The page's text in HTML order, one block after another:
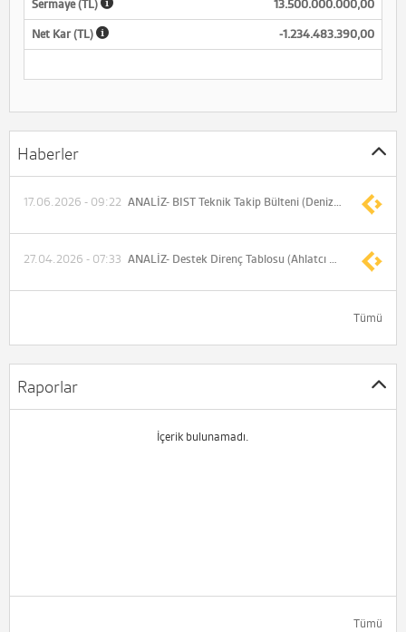
Sermaye (TL) 13.500.000.000,00
Net Kar (TL) -1.234.483.390,00
Haberler
ANALİZ- BIST Teknik Takip Bülteni (Deniz Yatırım)
17.06.2026 - 09:22
ANALİZ- Destek Direnç Tablosu (Ahlatcı Yatırım)
27.04.2026 - 07:33
Tümü
Raporlar
İçerik bulunamadı.
Tümü